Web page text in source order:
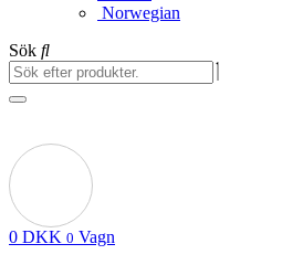
Norwegian
Sök
0 DKK 0 Vagn